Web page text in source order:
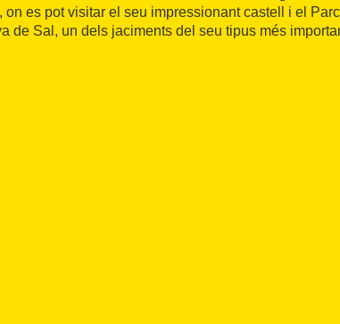
, on es pot visitar el seu impressionant castell i el Parc
de Sal, un dels jaciments del seu tipus més